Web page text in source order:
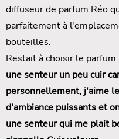
diffuseur de parfum Réo
parfaitement à
bouteilles.
Restait à choisir le parfum:
une senteur un peu cuir
personnellement, j'aime
d'ambiance puissants et
une senteur qui me plait